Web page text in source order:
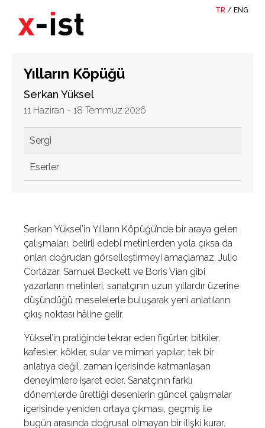
TR / ENG
Yılların Köpüğü
Serkan Yüksel
11 Haziran - 18 Temmuz 2026
Sergi
Eserler
Serkan Yüksel’in Yılların Köpüğü’nde bir araya gelen
çalışmaları, belirli edebi metinlerden yola çıksa da
onları doğrudan görselleştirmeyi amaçlamaz. Julio
Cortázar, Samuel Beckett ve Boris Vian gibi
yazarların metinleri, sanatçının uzun yıllardır üzerine
düşündüğü meselelerle buluşarak yeni anlatıların
çıkış noktası hâline gelir.
Yüksel’in pratiğinde tekrar eden figürler, bitkiler,
kafesler, kökler, sular ve mimari yapılar; tek bir
anlatıya değil, zaman içerisinde katmanlaşan
deneyimlere işaret eder. Sanatçının farklı
dönemlerde ürettiği desenlerin güncel çalışmalar
içerisinde yeniden ortaya çıkması, geçmiş ile
bugün arasında doğrusal olmayan bir ilişki kurar.